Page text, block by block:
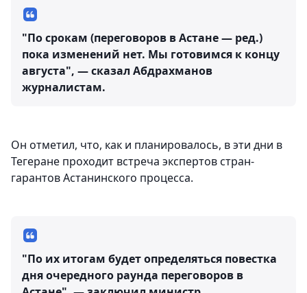
"По срокам (переговоров в Астане — ред.)
пока изменений нет. Мы готовимся к концу
августа", — сказал Абдрахманов
журналистам.
Он отметил, что, как и планировалось, в эти дни в
Тегеране проходит встреча экспертов стран-
гарантов Астанинского процесса.
"По их итогам будет определяться повестка
дня очередного раунда переговоров в